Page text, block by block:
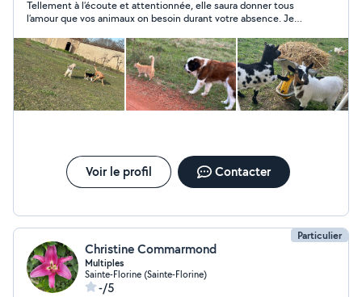
Tellement à l’écoute et attentionnée, elle saura donner tous
l’amour que vos animaux on besoin durant votre absence. Je
mon chien chez vous !
Voir le profil Contacter
Particulier
Christine Commarmond
Multiples
Sainte-Florine (Sainte-Florine)
-/5